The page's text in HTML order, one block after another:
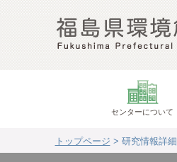
センターについて
トップページ > 研究情報詳細